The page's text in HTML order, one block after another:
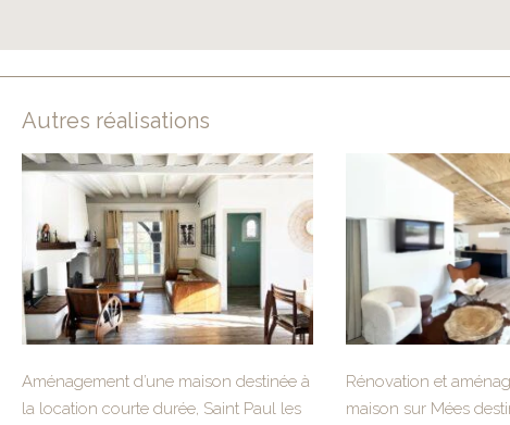
Autres réalisations
Aménagement d’une maison destinée à
la location courte durée, Saint Paul les
Rénovation et
maison sur Mées